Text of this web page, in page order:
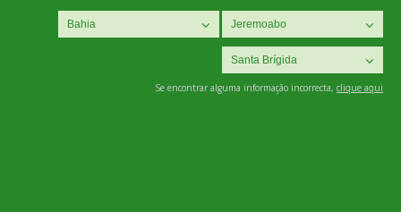
Se encontrar alguma informação incorrecta, clique aqui